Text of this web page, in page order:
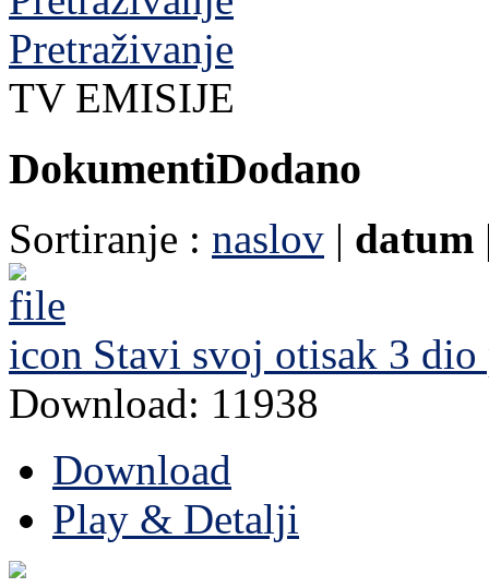
Pretraživanje
TV EMISIJE
DokumentiDodano
Sortiranje : naslov | datum
Stavi svoj otisak 3 dio
Download: 11938
Download
Play & Detalji